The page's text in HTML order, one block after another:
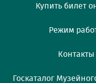
Купить билет
Режим
Контакты
Госкаталог